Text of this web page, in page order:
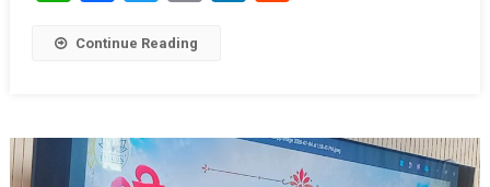
Continue Reading